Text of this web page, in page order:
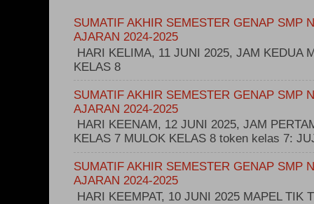
SUMATIF AKHIR SEMESTER GENAP SMP
AJARAN 2024-2025
HARI KELIMA, 11 JUNI 2025, JAM KEDUA
KELAS 8
SUMATIF AKHIR SEMESTER GENAP SMP
AJARAN 2024-2025
HARI KEENAM, 12 JUNI 2025, JAM
KELAS 7 MULOK KELAS 8 token kelas 7:
SUMATIF AKHIR SEMESTER GENAP SMP
AJARAN 2024-2025
HARI KEEMPAT, 10 JUNI 2025 MAPEL TIK